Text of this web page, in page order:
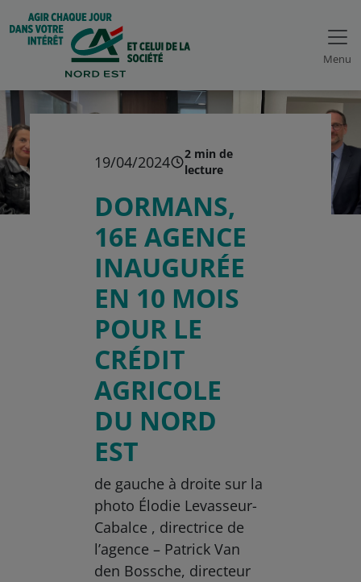
Menu
19/04/2024
2 min de
lecture
DORMANS,
16E AGENCE
INAUGURÉE
EN 10 MOIS
POUR LE
CRÉDIT
AGRICOLE
DU NORD
EST
de gauche à droite sur la
photo Élodie Levasseur-
Cabalce , directrice de
l’agence – Patrick Van
den Bossche, directeur